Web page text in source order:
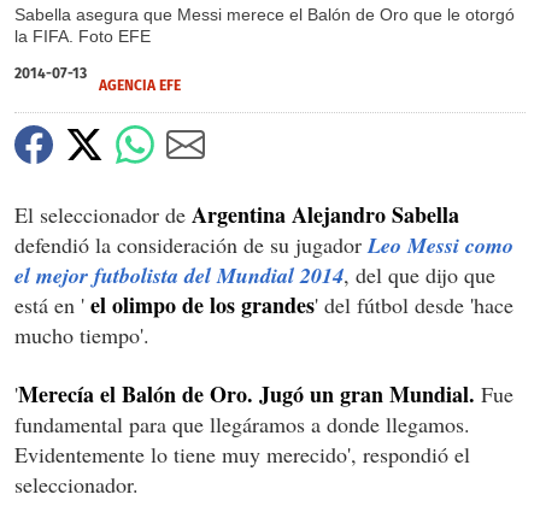
Sabella asegura que Messi merece el Balón de Oro que le otorgó
la FIFA. Foto EFE
2014-07-13
AGENCIA EFE
El seleccionador de Argentina Alejandro Sabella
defendió la consideración de su jugador Leo Messi como
el mejor futbolista del Mundial 2014, del que dijo que
está en ' el olimpo de los grandes' del fútbol desde 'hace
mucho tiempo'.
'Merecía el Balón de Oro. Jugó un gran Mundial. Fue
fundamental para que llegáramos a donde llegamos.
Evidentemente lo tiene muy merecido', respondió el
seleccionador.